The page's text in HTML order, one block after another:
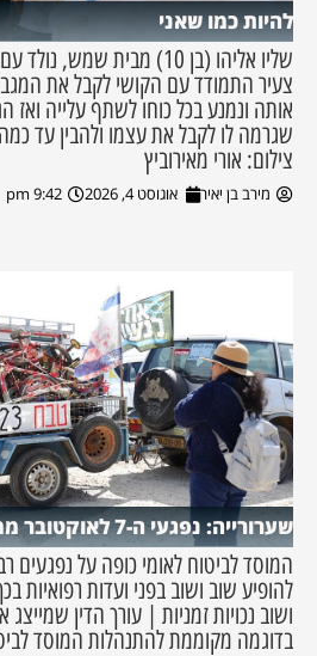
להיות כמו שאני
שליו אליהו (בן 10) מבית
צעיר התמודד עם הקושי לקבל את
אותה ונמנע בכל כוחו לשתף עלייה ואז
שגרמה לו לקבל את עצמו ולהבין עד
צילום: אורי מאירוביץ
מירב בן יאיר אוגוסט 4, 2026 9:42 pm
שערורייה: נפגעי ה-7 לאוקטובר ממשיכים להיפגע
להופיע שוב ושוב בפני ועדות רפואיות
ושוב נכויות זמניות | עורך הדין
בדוגמה מקוממת להתנהלות המוסד